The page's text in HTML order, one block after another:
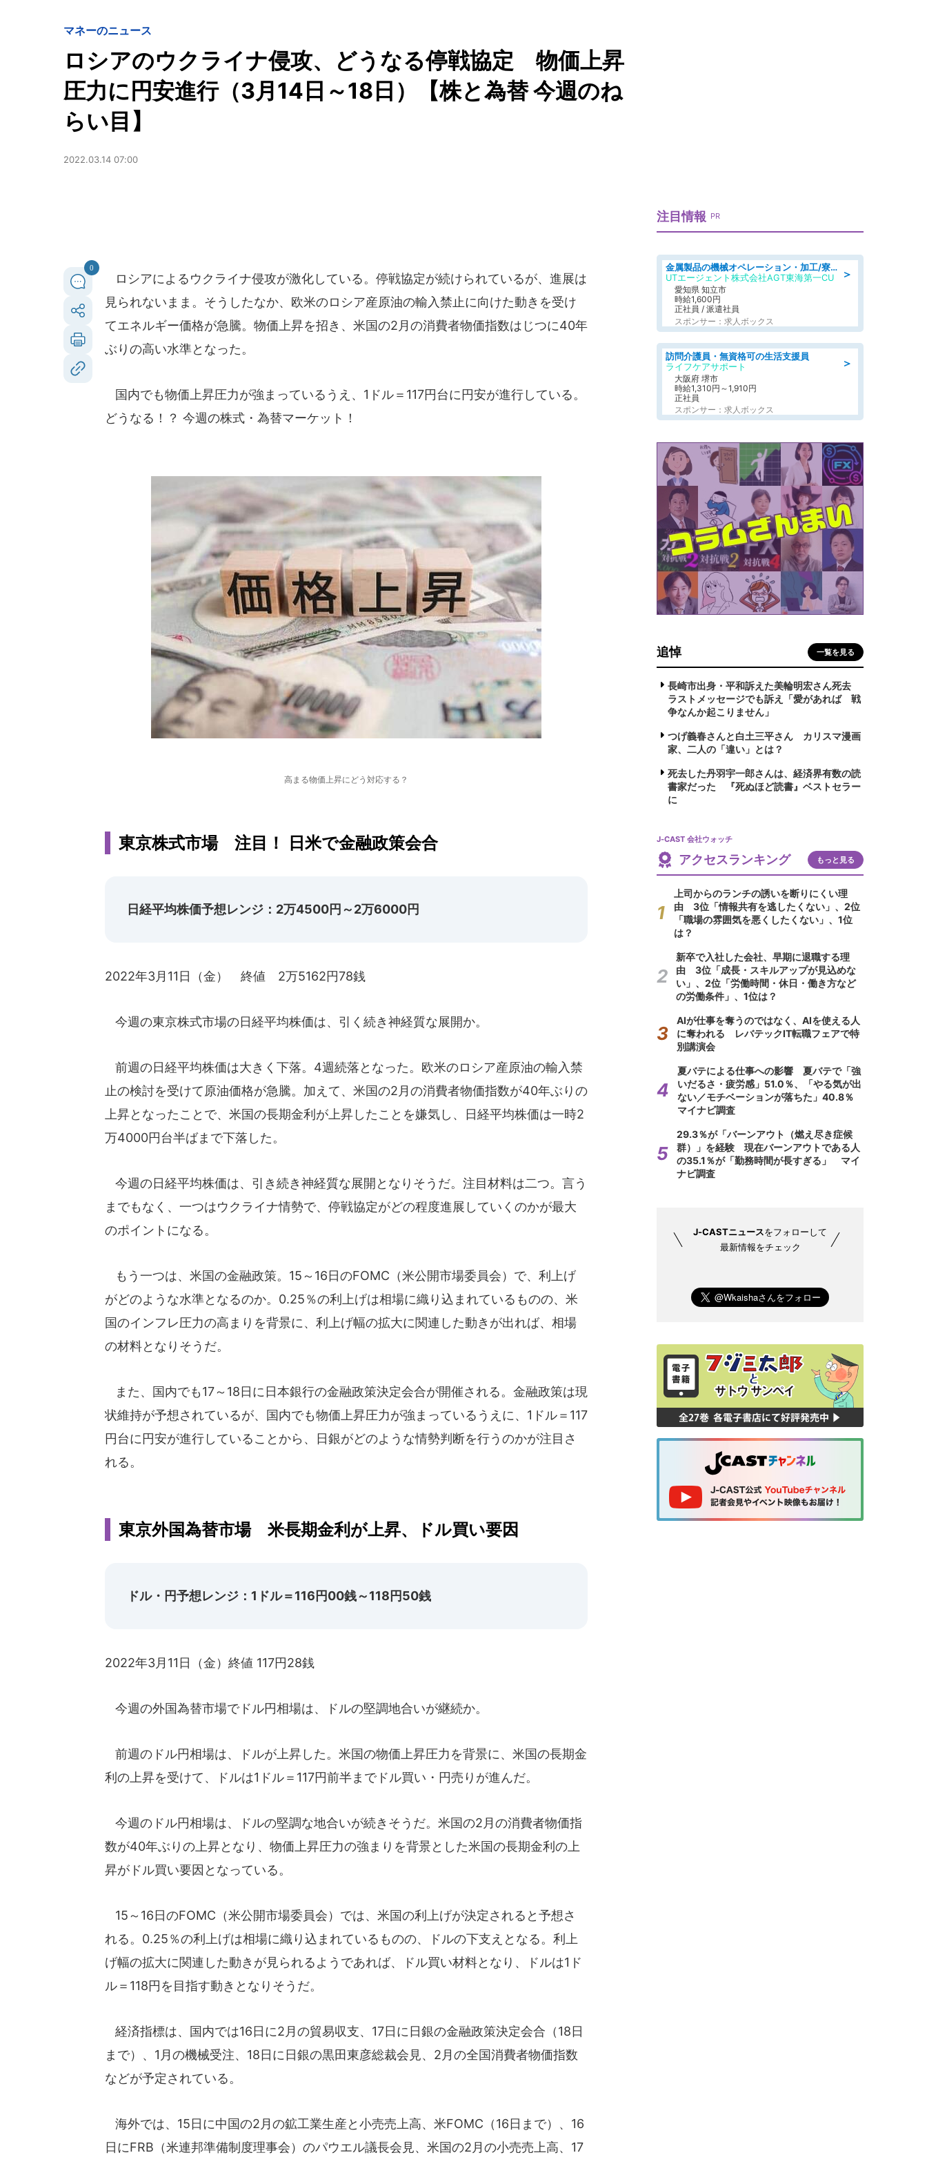
マネーのニュース
ロシアのウクライナ侵攻、どうなる停戦協定 物価上昇
圧力に円安進行（3月14日～18日）【株と為替 今週のね
らい目】
2022.03.14 07:00
0
ロシアによるウクライナ侵攻が激化している。停戦協定が続けられているが、進展は
見られないまま。そうしたなか、欧米のロシア産原油の輸入禁止に向けた動きを受け
てエネルギー価格が急騰。物価上昇を招き、米国の2月の消費者物価指数はじつに40年
ぶりの高い水準となった。
国内でも物価上昇圧力が強まっているうえ、1ドル＝117円台に円安が進行している。
どうなる！？ 今週の株式・為替マーケット！
高まる物価上昇にどう対応する？
東京株式市場 注目！ 日米で金融政策会合
日経平均株価予想レンジ：2万4500円～2万6000円
2022年3月11日（金） 終値 2万5162円78銭
今週の東京株式市場の日経平均株価は、引く続き神経質な展開か。
前週の日経平均株価は大きく下落。4週続落となった。欧米のロシア産原油の輸入禁
止の検討を受けて原油価格が急騰。加えて、米国の2月の消費者物価指数が40年ぶりの
上昇となったことで、米国の長期金利が上昇したことを嫌気し、日経平均株価は一時2
万4000円台半ばまで下落した。
今週の日経平均株価は、引き続き神経質な展開となりそうだ。注目材料は二つ。言う
までもなく、一つはウクライナ情勢で、停戦協定がどの程度進展していくのかが最大
のポイントになる。
もう一つは、米国の金融政策。15～16日のFOMC（米公開市場委員会）で、利上げ
がどのような水準となるのか。0.25％の利上げは相場に織り込まれているものの、米
国のインフレ圧力の高まりを背景に、利上げ幅の拡大に関連した動きが出れば、相場
の材料となりそうだ。
また、国内でも17～18日に日本銀行の金融政策決定会合が開催される。金融政策は現
状維持が予想されているが、国内でも物価上昇圧力が強まっているうえに、1ドル＝117
円台に円安が進行していることから、日銀がどのような情勢判断を行うのかが注目さ
れる。
東京外国為替市場 米長期金利が上昇、ドル買い要因
ドル・円予想レンジ：1ドル＝116円00銭～118円50銭
2022年3月11日（金）終値 117円28銭
今週の外国為替市場でドル円相場は、ドルの堅調地合いが継続か。
前週のドル円相場は、ドルが上昇した。米国の物価上昇圧力を背景に、米国の長期金
利の上昇を受けて、ドルは1ドル＝117円前半までドル買い・円売りが進んだ。
今週のドル円相場は、ドルの堅調な地合いが続きそうだ。米国の2月の消費者物価指
数が40年ぶりの上昇となり、物価上昇圧力の強まりを背景とした米国の長期金利の上
昇がドル買い要因となっている。
15～16日のFOMC（米公開市場委員会）では、米国の利上げが決定されると予想さ
れる。0.25％の利上げは相場に織り込まれているものの、ドルの下支えとなる。利上
げ幅の拡大に関連した動きが見られるようであれば、ドル買い材料となり、ドルは1ド
ル＝118円を目指す動きとなりそうだ。
経済指標は、国内では16日に2月の貿易収支、17日に日銀の金融政策決定会合（18日
まで）、1月の機械受注、18日に日銀の黒田東彦総裁会見、2月の全国消費者物価指数
などが予定されている。
海外では、15日に中国の2月の鉱工業生産と小売売上高、米FOMC（16日まで）、16
日にFRB（米連邦準備制度理事会）のパウエル議長会見、米国の2月の小売売上高、17
注目情報 PR
＞
金属製品の機械オペレーション・加工/寮完備/日払い/工場・製造
UTエージェント株式会社AGT東海第一CU
愛知県 知立市
時給1,600円
正社員 / 派遣社員
スポンサー：求人ボックス
＞
訪問介護員・無資格可の生活支援員
ライフケアサポート
大阪府 堺市
時給1,310円～1,910円
正社員
スポンサー：求人ボックス
追悼 一覧を見る
長崎市出身・平和訴えた美輪明宏さん死去
ラストメッセージでも訴え「愛があれば 戦
争なんか起こりません」
つげ義春さんと白土三平さん カリスマ漫画
家、二人の「違い」とは？
死去した丹羽宇一郎さんは、経済界有数の読
書家だった 『死ぬほど読書』ベストセラー
に
J-CAST 会社ウォッチ
アクセスランキング もっと見る
上司からのランチの誘いを断りにくい理
由 3位「情報共有を逃したくない」、2位
「職場の雰囲気を悪くしたくない」、1位
は？
新卒で入社した会社、早期に退職する理
由 3位「成長・スキルアップが見込めな
い」、2位「労働時間・休日・働き方など
の労働条件」、1位は？
AIが仕事を奪うのではなく、AIを使える人
に奪われる レバテックIT転職フェアで特
別講演会
夏バテによる仕事への影響 夏バテで「強
いだるさ・疲労感」51.0％、「やる気が出
ない／モチベーションが落ちた」40.8％
マイナビ調査
29.3％が「バーンアウト（燃え尽き症候
群）」を経験 現在バーンアウトである人
の35.1％が「勤務時間が長すぎる」 マイ
ナビ調査
J-CASTニュースをフォローして
最新情報をチェック